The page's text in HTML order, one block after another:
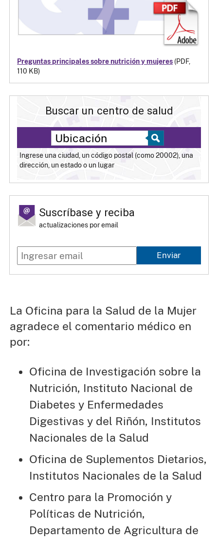
Preguntas principales sobre nutrición y mujeres (PDF,
110 KB)
Buscar un centro de salud
Ingrese una ciudad, un código postal (como 20002), una
dirección, un estado o un lugar
Suscríbase y reciba
actualizaciones por email
Enviar
La Oficina para la Salud de la Mujer
agradece el comentario médico en
por:
Oficina de Investigación sobre la
Nutrición, Instituto Nacional de
Diabetes y Enfermedades
Digestivas y del Riñón, Institutos
Nacionales de la Salud
Oficina de Suplementos Dietarios,
Institutos Nacionales de la Salud
Centro para la Promoción y
Políticas de Nutrición,
Departamento de Agricultura de